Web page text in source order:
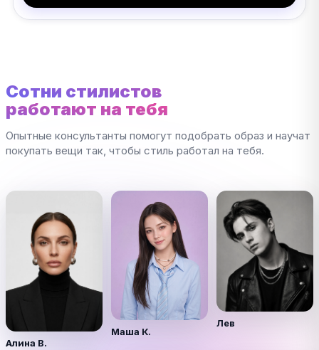
Сотни стилистов
работают на тебя
Опытные консультанты помогут подобрать образ и научат
покупать вещи так, чтобы стиль работал на тебя.
Алина В.
Маша К.
Лев